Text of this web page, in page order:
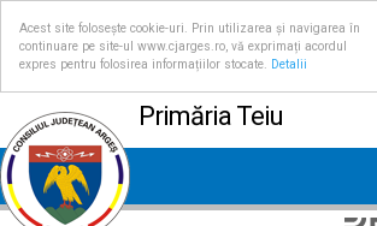
Acest site folosește cookie-uri. Prin utilizarea și navigarea în
continuare pe site-ul www.cjarges.ro, vă exprimați acordul
expres pentru folosirea informațiilor stocate.
Detalii
Primăria Teiu